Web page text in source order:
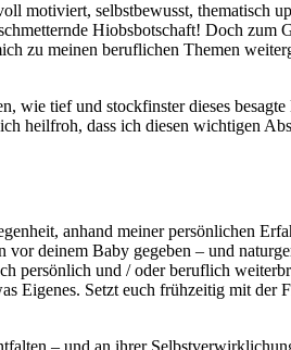
selbstbewusst, thematisch
Hiobsbotschaft! Doch zum
zu meinen beruflichen Themen
wie tief und stockfinster dieses
heilfroh, dass ich diesen wichtigen
anhand meiner persönlichen
deinem Baby gegeben – und
persönlich und / oder beruflich
Eigenes. Setzt euch frühzeitig mit der
– und an ihrer